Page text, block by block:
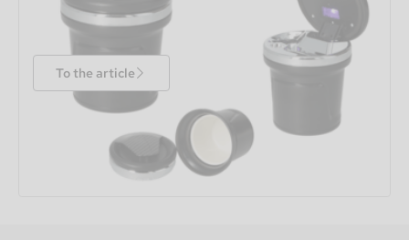
To the article